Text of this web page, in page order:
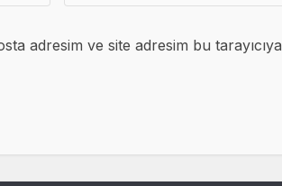
adresim ve site adresim bu tarayıcıya